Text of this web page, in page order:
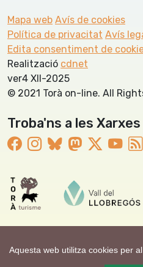
Aquesta web utilitza cookies per
Mapa web Avís de cookies
Política de privacitat Avís
Edita consentiment de
Realització cdnet
ver4 XII-2025
© 2021 Torà on-line. All
Troba'ns a les Xarxes